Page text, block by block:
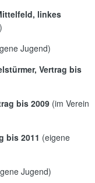
linkes
Jugend)
Vertrag bis
bis 2009 (im Verein
bis 2011 (eigene
Jugend)